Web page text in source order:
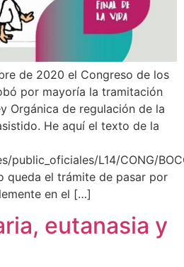
de 2020 el Congreso de los
por mayoría la tramitación
Orgánica de regulación de la
He aquí el texto de la
public_oficiales/L14/CONG/
queda el trámite de pasar por
en el […]
eutanasia y